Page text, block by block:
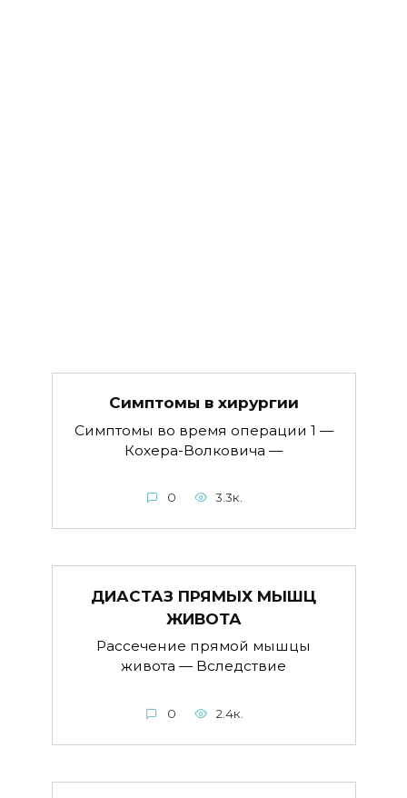
Симптомы в хируpгии
Симптомы во время операции 1 —
Кохера-Волковича —
0 3.3к.
ДИАСТАЗ ПРЯМЫХ МЫШЦ
ЖИВОТА
Рассечение прямой мышцы
живота — Вследствие
0 2.4к.